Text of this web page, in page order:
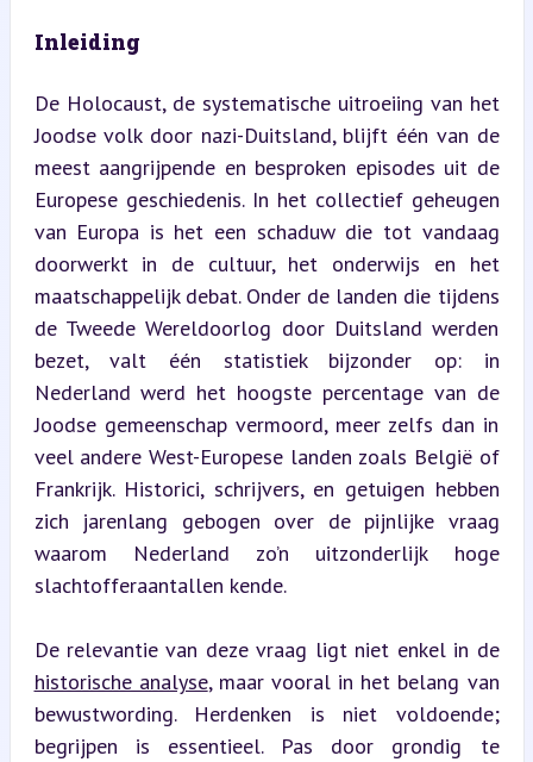
Inleiding
De Holocaust, de systematische uitroeiing van het
Joodse volk door nazi-Duitsland, blijft één van de
meest aangrijpende en besproken episodes uit de
Europese geschiedenis. In het collectief geheugen
van Europa is het een schaduw die tot vandaag
doorwerkt in de cultuur, het onderwijs en het
maatschappelijk debat. Onder de landen die tijdens
de Tweede Wereldoorlog door Duitsland werden
bezet, valt één statistiek bijzonder op: in
Nederland werd het hoogste percentage van de
Joodse gemeenschap vermoord, meer zelfs dan in
veel andere West-Europese landen zoals België of
Frankrijk. Historici, schrijvers, en getuigen hebben
zich jarenlang gebogen over de pijnlijke vraag
waarom Nederland zo’n uitzonderlijk hoge
slachtofferaantallen kende.
De relevantie van deze vraag ligt niet enkel in de
historische analyse, maar vooral in het belang van
bewustwording. Herdenken is niet voldoende;
begrijpen is essentieel. Pas door grondig te